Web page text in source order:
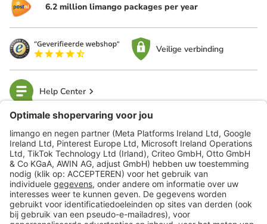
6.2 million limango packages per year
Veilige verbinding
Help Center
limango
Veilig winkelen
Klantenservice
Shop